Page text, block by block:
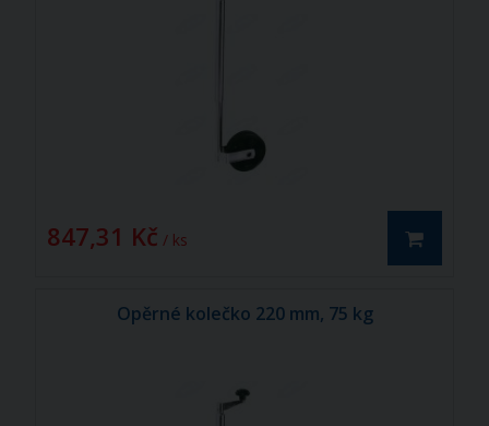
847,31 Kč / ks
Opěrné kolečko 220 mm, 75 kg